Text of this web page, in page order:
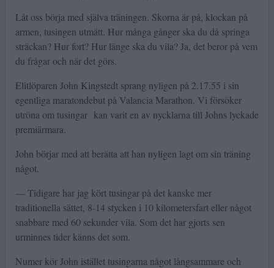
Låt oss börja med själva träningen. Skorna är på, klockan på
armen, tusingen utmätt. Hur många gånger ska du då springa
sträckan? Hur fort? Hur länge ska du vila? Ja, det beror på vem
du frågar och när det görs.
Elitlöparen John Kingstedt sprang nyligen på 2.17.55 i sin
egentliga maratondebut på Valancia Marathon. Vi försöker
utröna om tusingar kan varit en av nycklarna till Johns lyckade
premiärmara.
John börjar med att berätta att han nyligen lagt om sin träning
något.
— Tidigare har jag kört tusingar på det kanske mer
traditionella sättet, 8-14 stycken i 10 kilometersfart eller något
snabbare med 60 sekunder vila. Som det har gjorts sen
urminnes tider känns det som.
Numer kör John istället tusingarna något långsammare och